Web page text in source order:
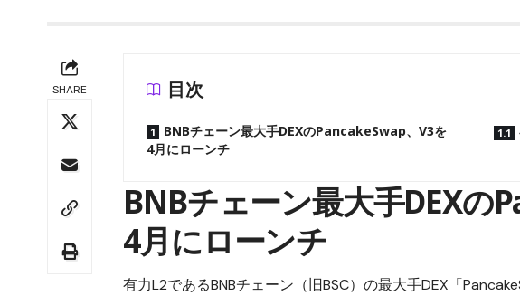
SHARE 目次
BNBチェーン最大手DEXのPancakeSwap、V3を
4月にローンチ
BNBチェーン最大手DEXの
4月にローンチ
有力L2であるBNBチェーン（旧BSC）の最大手DEX「